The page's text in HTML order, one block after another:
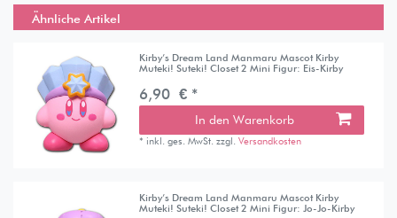
Ähnliche Artikel
Kirby’s Dream Land Manmaru Mascot Kirby
Muteki! Suteki! Closet 2 Mini Figur: Eis-Kirby
6,90 € *
In den Warenkorb
* inkl. ges. MwSt. zzgl.Versandkosten
Kirby’s Dream Land Manmaru Mascot Kirby
Muteki! Suteki! Closet 2 Mini Figur: Jo-Jo-Kirby